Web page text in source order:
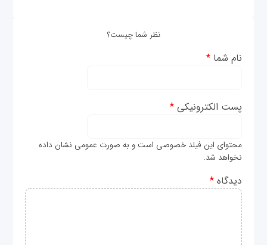
نظر شما چیست؟
نام شما*
پست الکترونیکی*
محتوای این فیلد خصوصی است و به صورت عمومی نشان داده
نخواهد شد.
دیدگاه*